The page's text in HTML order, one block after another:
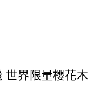
世界限量櫻花木